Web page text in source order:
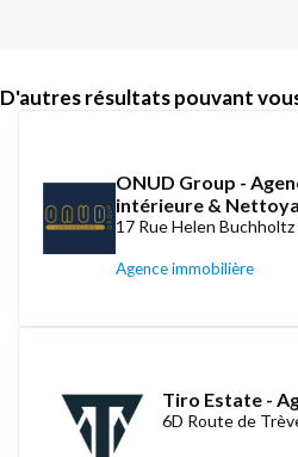
D'autres résultats pouvant
ONUD Group -
intérieure &
17 Rue Helen
Agence immobilière
Tiro Estate -
6D Route de